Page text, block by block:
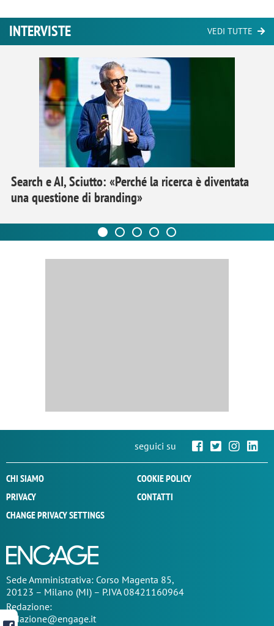
INTERVISTE VEDI TUTTE
Search e AI, Sciutto: «Perché la ricerca è diventata
una questione di branding»
seguici su
CHI SIAMO
COOKIE POLICY
PRIVACY
CONTATTI
CHANGE PRIVACY SETTINGS
SedeAmministrativa: Corso Magenta 85,
20123 – Milano (MI) – P.IVA 08421160964
Redazione:
redazione@engage.it